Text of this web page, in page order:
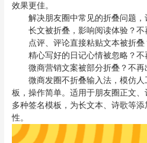
效果更佳。
解决朋友圈中常见的折叠问题，
长文被折叠，影响阅读体验？不
点评、评论直接粘贴文本被折叠
精心写好的日记心情被忽略？不
微商营销文案被部分折叠？不再
微商发圈不折叠输入法，模仿人
板，操作简单。适用于朋友圈正文
多种签名模板，为长文本、诗歌等
性。